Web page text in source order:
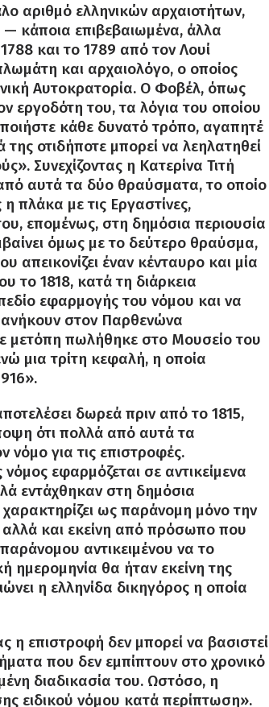
αριθμό ελληνικών αρχαιοτήτων,
κάποια επιβεβαιωμένα, άλλα
και το 1789 από τον Λουί
και αρχαιολόγο, ο οποίος
Αυτοκρατορία. Ο Φοβέλ, όπως
εργοδότη του, τα λόγια του οποίου
κάθε δυνατό τρόπο, αγαπητέ
οτιδήποτε μπορεί να λεηλατηθεί
Συνεχίζοντας η Κατερίνα Τιτή
αυτά τα δύο θραύσματα, το οποίο
πλάκα με τις Εργαστίνες,
επομένως, στη δημόσια περιουσία
όμως με το δεύτερο θραύσμα,
έναν κένταυρο και μία
το 1818, κατά τη διάρκεια
εφαρμογής του νόμου και να
ανήκουν στον Παρθενώνα
μετόπη πωλήθηκε στο Μουσείο του
μια τρίτη κεφαλή, η οποία
δωρεά πριν από το 1815,
ότι πολλά από αυτά τα
για τις επιστροφές.
εφαρμόζεται σε αντικείμενα
εντάχθηκαν στη δημόσια
ως παράνομη μόνο την
και εκείνη από πρόσωπο που
αντικειμένου να το
ημερομηνία θα ήταν εκείνη της
η ελληνίδα δικηγόρος η οποία
η επιστροφή δεν μπορεί να βασιστεί
που δεν εμπίπτουν στο χρονικό
διαδικασία του. Ωστόσο, η
ειδικού νόμου κατά περίπτωση».